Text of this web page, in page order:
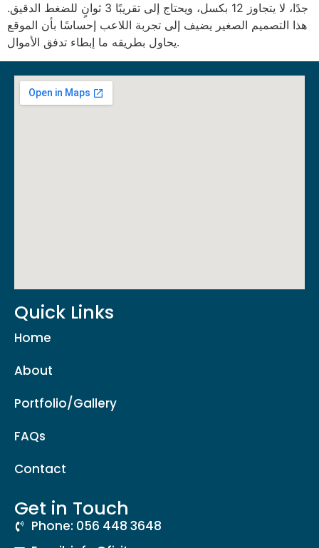
جدًا، لا يتجاوز 12 بكسل، ويحتاج إلى تقريبًا 3 ثوانٍ للضغط الدقيق.
هذا التصميم الصغير يضيف إلى تجربة اللاعب إحساسًا بأن الموقع
يحاول بطريقه ما إبطاء تدفق الأموال.
Quick Links
Home
About
Portfolio/Gallery
FAQs
Contact
Get in Touch
Phone: 056 448 3648